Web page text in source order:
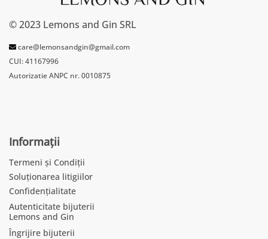
© 2023 Lemons and Gin SRL
care@lemonsandgin@gmail.com
CUI: 41167996
Autorizatie ANPC nr. 0010875
Informații
Termeni și Condiții
Soluționarea litigiilor
Confidențialitate
Autenticitate bijuterii
Lemons and Gin
Îngrijire bijuterii